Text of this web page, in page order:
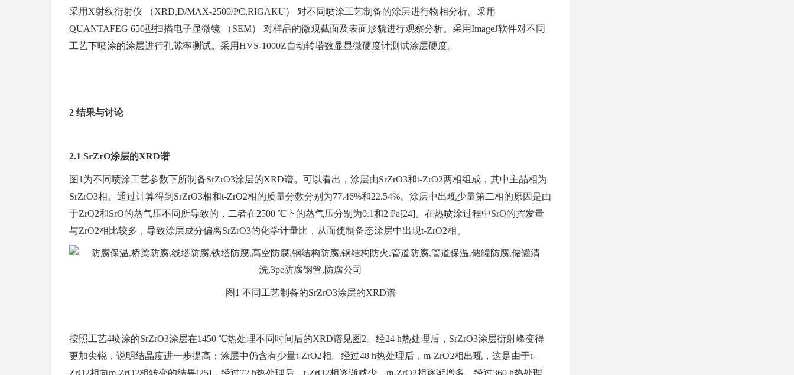
采用X射线衍射仪 （XRD,D/MAX-2500/PC,RIGAKU） 对不同喷涂工艺制备的涂层进行物相分析。采用
QUANTAFEG 650型扫描电子显微镜 （SEM） 对样品的微观截面及表面形貌进行观察分析。采用ImageJ软件对不同
工艺下喷涂的涂层进行孔隙率测试。采用HVS-1000Z自动转塔数显显微硬度计测试涂层硬度。
2 结果与讨论
2.1 SrZrO涂层的XRD谱
图1为不同喷涂工艺参数下所制备SrZrO3涂层的XRD谱。可以看出，涂层由SrZrO3和t-ZrO2两相组成，其中主晶相为
SrZrO3相。通过计算得到SrZrO3相和t-ZrO2相的质量分数分别为77.46%和22.54%。涂层中出现少量第二相的原因是由
于ZrO2和SrO的蒸气压不同所导致的，二者在2500 ℃下的蒸气压分别为0.1和2 Pa[24]。在热喷涂过程中SrO的挥发量
与ZrO2相比较多，导致涂层成分偏离SrZrO3的化学计量比，从而使制备态涂层中出现t-ZrO2相。
图1 不同工艺制备的SrZrO3涂层的XRD谱
按照工艺4喷涂的SrZrO3涂层在1450 ℃热处理不同时间后的XRD谱见图2。经24 h热处理后，SrZrO3涂层衍射峰变得
更加尖锐，说明结晶度进一步提高；涂层中仍含有少量t-ZrO2相。经过48 h热处理后，m-ZrO2相出现，这是由于t-
ZrO2相向m-ZrO2相转变的结果[25]。经过72 h热处理后，t-ZrO2相逐渐减少，m-ZrO2相逐渐增多。经过360 h热处理